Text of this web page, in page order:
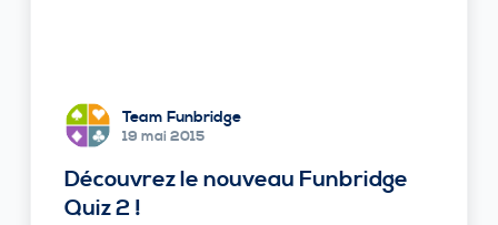
Team Funbridge
19 mai 2015
Découvrez le nouveau Funbridge
Quiz 2 !